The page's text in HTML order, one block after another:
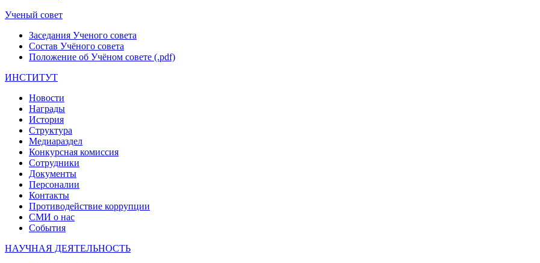
Ученый совет
Заседания Ученого совета
Состав Учёного совета
Положение об Учёном совете (.pdf)
ИНСТИТУТ
Новости
Награды
История
Структура
Медиараздел
Конкурсная комиссия
Сотрудники
Документы
Персоналии
Контакты
Противодействие коррупции
СМИ о нас
События
НАУЧНАЯ ДЕЯТЕЛЬНОСТЬ